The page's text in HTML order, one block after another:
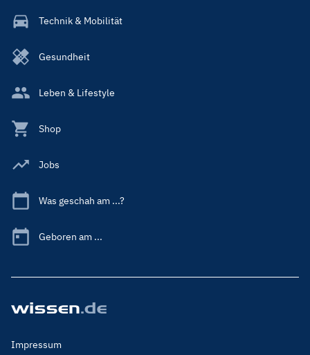
Technik & Mobilität
Gesundheit
Leben & Lifestyle
Shop
Jobs
Was geschah am ...?
Geboren am ...
Footer
Impressum